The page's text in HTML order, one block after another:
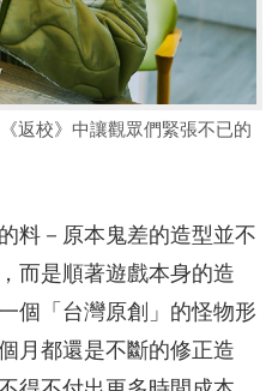
返校》中讓觀眾們緊張不已的
料－原本鬼差的造型並不
而是順著遊戲本身的造
個「台灣原創」的怪物形
月都還是不斷的修正造